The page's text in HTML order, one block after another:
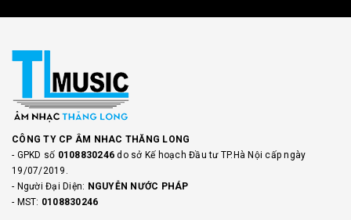
CÔNG TY CP ÂM NHAC THĂNG LONG
- GPKD số 0108830246do sở Kế hoạch Đầu tư TP.Hà Nội cấp ngày
19/07/2019.
- Người Đại Diện: NGUYỄN NƯỚC PHÁP
- MST: 0108830246